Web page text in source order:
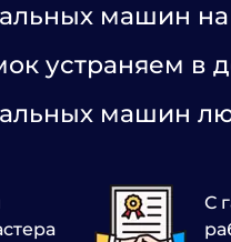
машин
устраняем в
машин
С